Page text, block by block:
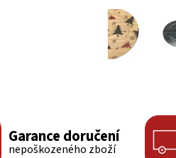
Garance doručení
nepoškozeného zboží